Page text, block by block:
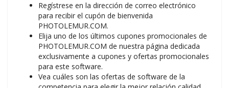
Regístrese en la dirección de correo electrónico
para recibir el cupón de bienvenida
PHOTOLEMUR.COM.
Elija uno de los últimos cupones promocionales de
PHOTOLEMUR.COM de nuestra página dedicada
exclusivamente a cupones y ofertas promocionales
para este software.
Vea cuáles son las ofertas de software de la